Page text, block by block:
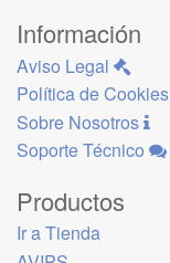
Información
Aviso Legal
Política de Cookies
Sobre Nosotros
Soporte Técnico
Productos
Ir a Tienda